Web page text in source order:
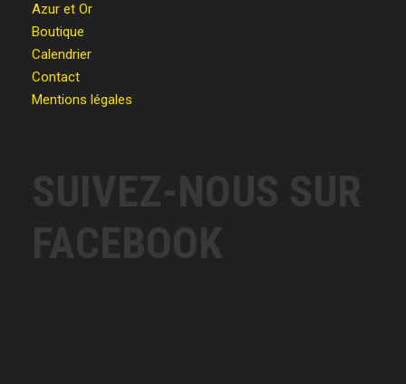
Azur et Or
Boutique
Calendrier
Contact
Mentions légales
SUIVEZ-NOUS SUR
FACEBOOK